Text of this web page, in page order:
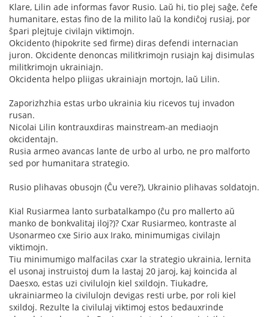
Klare, Lilin ade informas favor Rusio. Laŭ hi, tio plej saĝe, ĉefe
humanitare, estas fino de la milito laŭ la kondiĉoj rusiaj, por
ŝpari plejtuje civilajn viktimojn.
Okcidento (hipokrite sed firme) diras defendi internacian
juron. Okcidente denoncas militkrimojn rusiajn kaj disimulas
militkrimojn ukrainiajn.
Okcidenta helpo pliigas ukrainiajn mortojn, laŭ Lilin.
Zaporizhzhia estas urbo ukrainia kiu ricevos tuj invadon
rusan.
Nicolai Lilin kontrauxdiras mainstream-an mediaojn
okcidentajn.
Rusia armeo avancas lante de urbo al urbo, ne pro malforto
sed por humanitara strategio.
Rusio plihavas obusojn (Ĉu vere?), Ukrainio plihavas soldatojn.
Kial Rusiarmea lanto surbatalkampo (ĉu pro mallerto aŭ
manko de bonkvalitaj iloj?)? Cxar Rusiarmeo, kontraste al
Usonarmeo cxe Sirio aux Irako, minimumigas civilajn
viktimojn.
Tiu minimumigo malfacilas cxar la strategio ukrainia, lernita
el usonaj instruistoj dum la lastaj 20 jaroj, kaj koincida al
Daesxo, estas uzi civilulojn kiel sxildojn. Tiukadre,
ukrainiarmeo la civilulojn devigas resti urbe, por roli kiel
sxildoj. Rezulte la civilulaj viktimoj estos bedauxrinde